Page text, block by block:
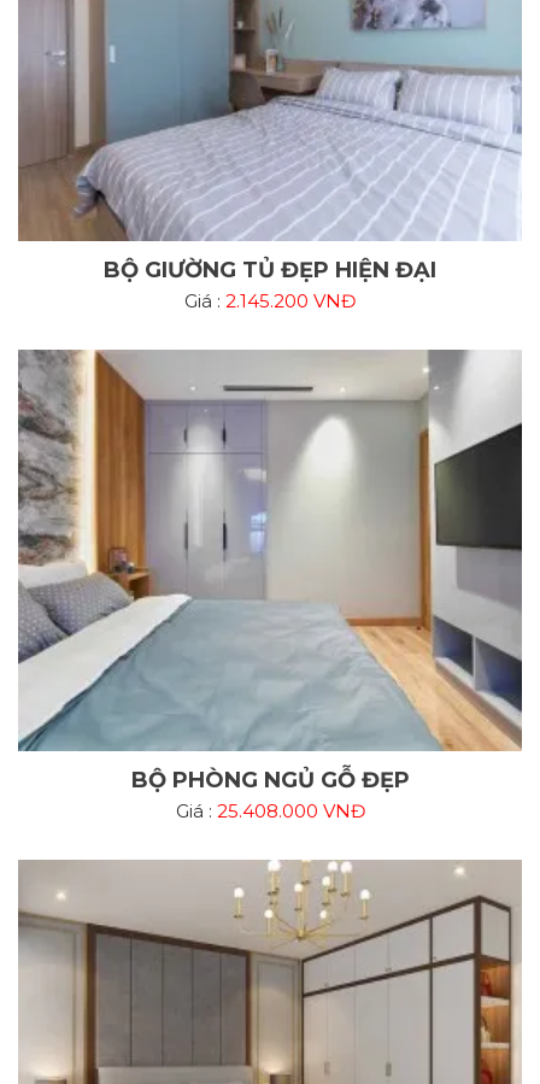
BỘ GIƯỜNG TỦ ĐẸP HIỆN ĐẠI
Giá : 2.145.200 VNĐ
BỘ PHÒNG NGỦ GỖ ĐẸP
Giá : 25.408.000 VNĐ